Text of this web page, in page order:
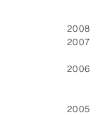
2008
2007
2006
2005